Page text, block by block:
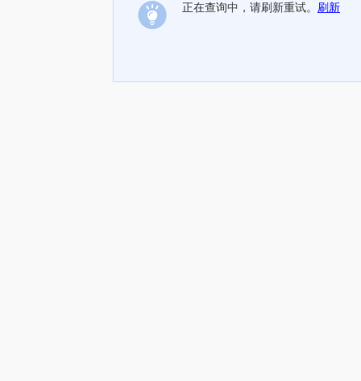
正在查询中，请刷新重试。 刷新